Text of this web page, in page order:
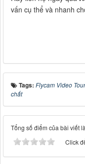
vấn cụ thể và nhanh
Tags: Flycam Video
chất
Tổng số điểm của bài viết
Click